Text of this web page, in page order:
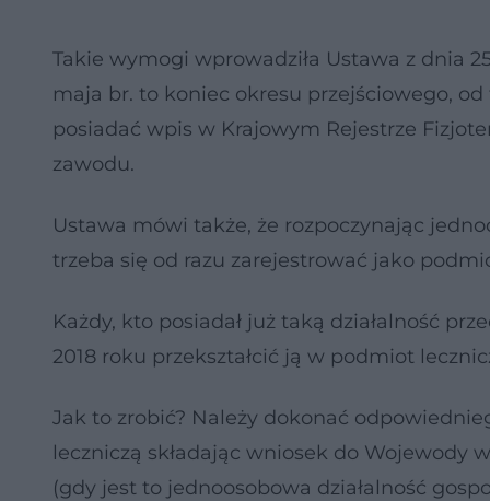
Takie wymogi wprowadziła Ustawa z dnia
maja br. to koniec okresu przejściowego,
posiadać wpis w Krajowym Rejestrze
zawodu.
Ustawa mówi także, że rozpoczynając
trzeba się od razu zarejestrować jako
Każdy, kto posiadał już taką działalność
2018 roku przekształcić ją w podmiot
Jak to zrobić? Należy dokonać
leczniczą składając wniosek do Wojewody
(gdy jest to jednoosobowa działalność